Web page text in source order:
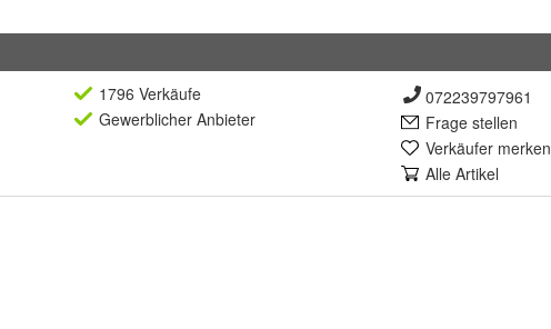
1796 Verkäufe
Gewerblicher Anbieter
072239797961
Frage stellen
Verkäufer merken
Alle Artikel